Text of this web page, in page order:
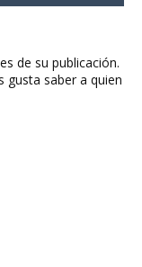
de su publicación.
gusta saber a quien